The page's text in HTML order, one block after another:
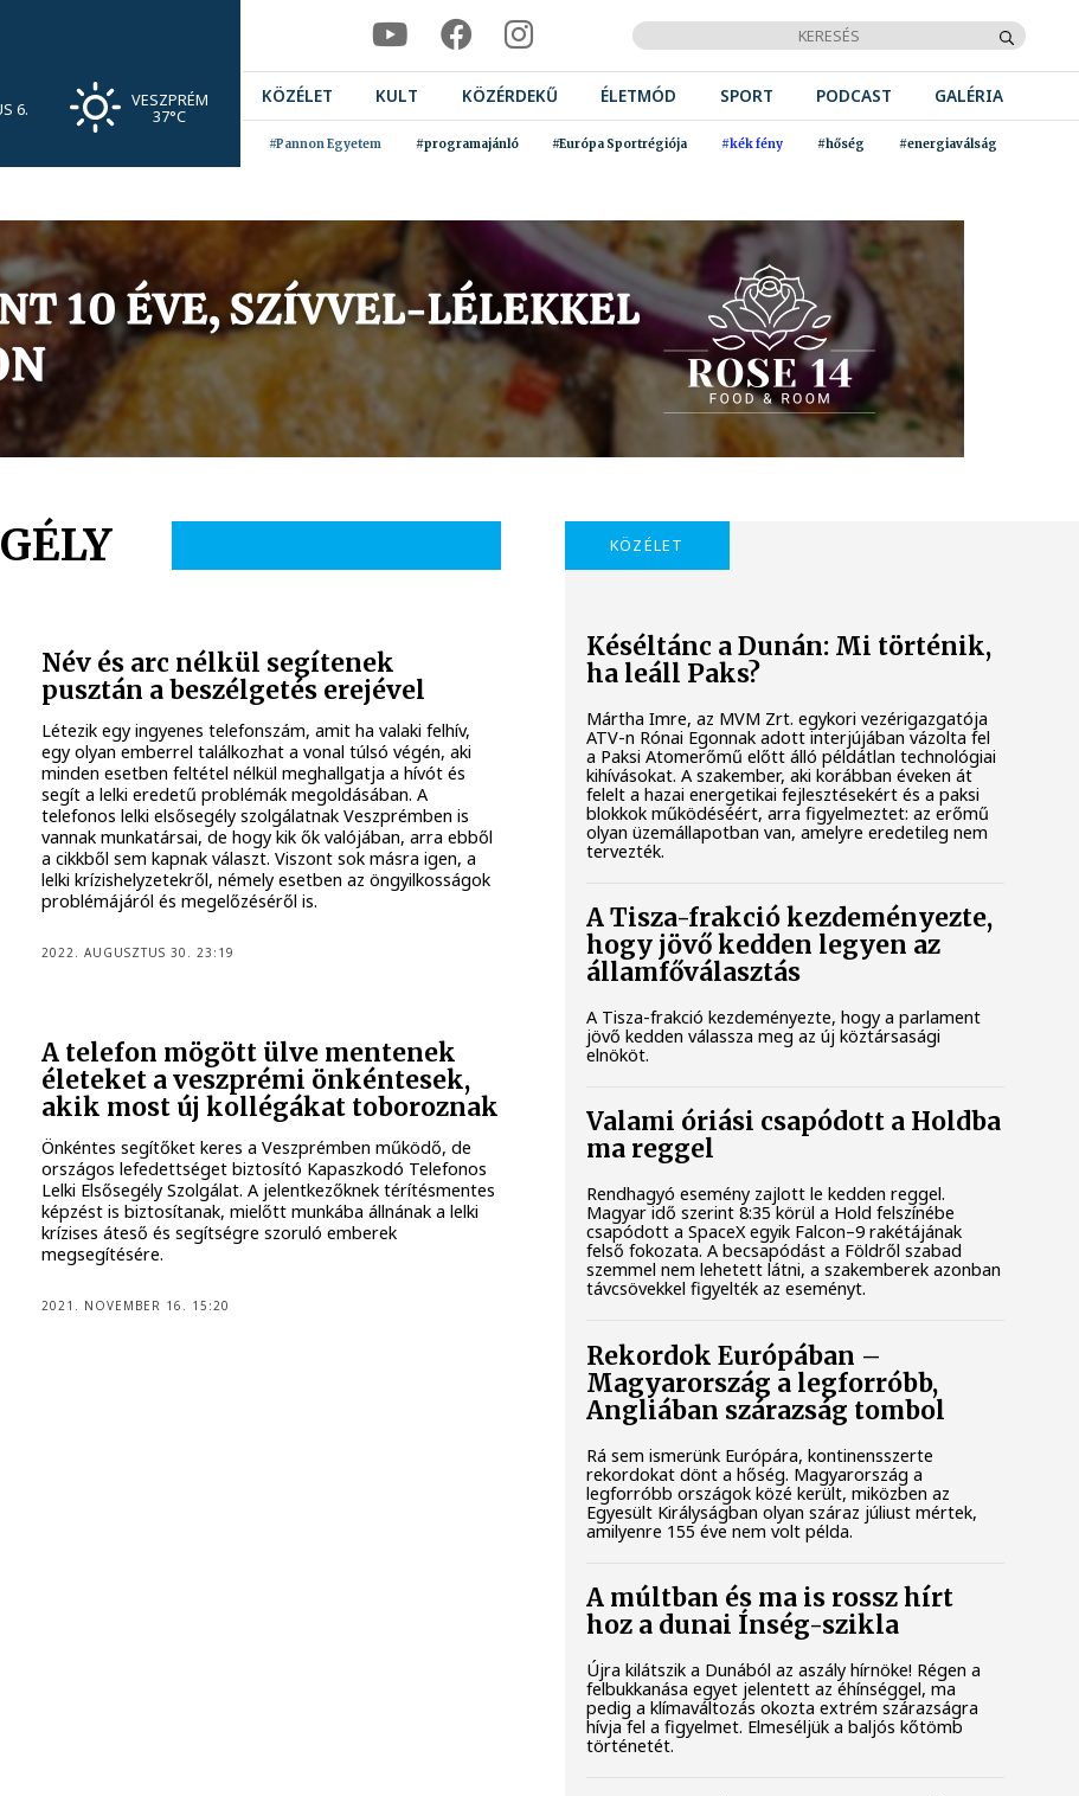
6. VESZPRÉM
37°C
KÖZÉLET KULT KÖZÉRDEKŰ ÉLETMÓD SPORT PODCAST GALÉRIA
#Pannon Egyetem #programajánló #Európa Sportrégiója #kék fény #hőség #energiaválság
Név és arc nélkül segítenek
pusztán a beszélgetés erejével
Létezik egy ingyenes telefonszám, amit ha valaki felhív,
egy olyan emberrel találkozhat a vonal túlsó végén, aki
minden esetben feltétel nélkül meghallgatja a hívót és
segít a lelki eredetű problémák megoldásában. A
telefonos lelki elsősegély szolgálatnak Veszprémben is
vannak munkatársai, de hogy kik ők valójában, arra ebből
a cikkből sem kapnak választ. Viszont sok másra igen, a
lelki krízishelyzetekről, némely esetben az öngyilkosságok
problémájáról és megelőzéséről is.
2022. AUGUSZTUS 30. 23:19
A telefon mögött ülve mentenek
életeket a veszprémi önkéntesek,
akik most új kollégákat toboroznak
Önkéntes segítőket keres a Veszprémben működő, de
országos lefedettséget biztosító Kapaszkodó Telefonos
Lelki Elsősegély Szolgálat. A jelentkezőknek térítésmentes
képzést is biztosítanak, mielőtt munkába állnának a lelki
krízises áteső és segítségre szoruló emberek
megsegítésére.
2021. NOVEMBER 16. 15:20
KÖZÉLET
Késéltánc a Dunán: Mi történik,
ha leáll Paks?
Mártha Imre, az MVM Zrt. egykori vezérigazgatója
ATV-n Rónai Egonnak adott interjújában vázolta fel
a Paksi Atomerőmű előtt álló példátlan technológiai
kihívásokat. A szakember, aki korábban éveken át
felelt a hazai energetikai fejlesztésekért és a paksi
blokkok működéséért, arra figyelmeztet: az erőmű
olyan üzemállapotban van, amelyre eredetileg nem
tervezték.
A Tisza-frakció kezdeményezte,
hogy jövő kedden legyen az
államfőválasztás
A Tisza-frakció kezdeményezte, hogy a parlament
jövő kedden válassza meg az új köztársasági
elnököt.
Valami óriási csapódott a Holdba
ma reggel
Rendhagyó esemény zajlott le kedden reggel.
Magyar idő szerint 8:35 körül a Hold felszínébe
csapódott a SpaceX egyik Falcon–9 rakétájának
felső fokozata. A becsapódást a Földről szabad
szemmel nem lehetett látni, a szakemberek azonban
távcsövekkel figyelték az eseményt.
Rekordok Európában –
Magyarország a legforróbb,
Angliában szárazság tombol
Rá sem ismerünk Európára, kontinensszerte
rekordokat dönt a hőség. Magyarország a
legforróbb országok közé került, miközben az
Egyesült Királyságban olyan száraz júliust mértek,
amilyenre 155 éve nem volt példa.
A múltban és ma is rossz hírt
hoz a dunai Ínség-szikla
Újra kilátszik a Dunából az aszály hírnöke! Régen a
felbukkanása egyet jelentett az éhínséggel, ma
pedig a klímaváltozás okozta extrém szárazságra
hívja fel a figyelmet. Elmeséljük a baljós kőtömb
történetét.